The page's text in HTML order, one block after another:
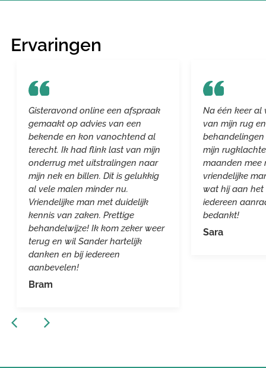
Ervaringen
Gisteravond online een afspraak
gemaakt op advies van een
bekende en kon vanochtend al
terecht. Ik had flink last van mijn
onderrug met uitstralingen naar
mijn nek en billen. Dit is gelukkig
al vele malen minder nu.
Vriendelijke man met duidelijk
kennis van zaken. Prettige
behandelwijze! Ik kom zeker weer
terug en wil Sander hartelijk
danken en bij iedereen
aanbevelen!
Bram
Na één keer al
van mijn rug
mijn
maanden mee
vriendelijke
wat hij aan het
iedereen
bedankt!
Sara